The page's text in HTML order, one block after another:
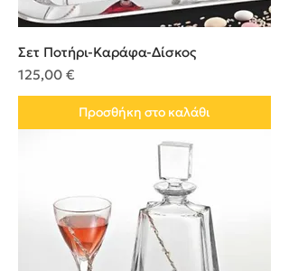
Σετ Ποτήρι-Καράφα-Δίσκος
Τιμή
125,00 €
Προσθήκη στο καλάθι